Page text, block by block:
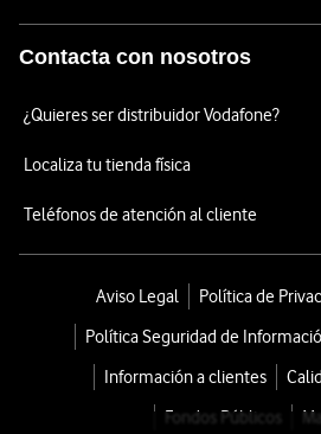
Contacta con nosotros
¿Quieres ser distribuidor Vodafone?
Localiza tu tienda física
Teléfonos de atención al cliente
Aviso Legal
Política de
Política Seguridad de
Información a clientes
Fondos Públicos